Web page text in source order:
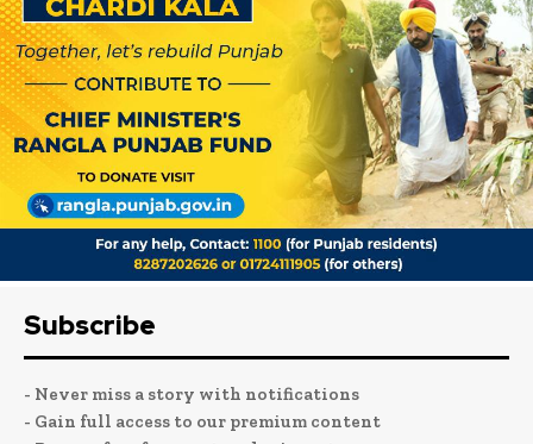
Subscribe
- Never miss a story with notifications
- Gain full access to our premium content